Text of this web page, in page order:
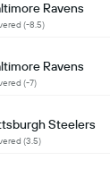
Ravens
(-8.5)
Ravens
(-7)
Steelers
(3.5)